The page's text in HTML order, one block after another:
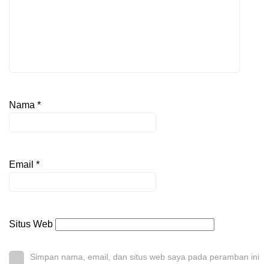
Nama *
Email *
Situs Web
Simpan nama, email, dan situs web saya pada peramban ini